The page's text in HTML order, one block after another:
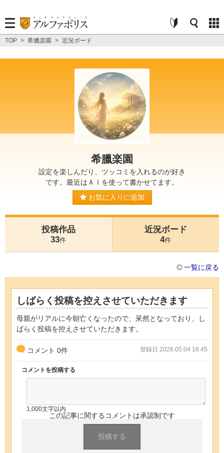
TOP > 希臘楽園 > 近況ボード
希臘楽園
設定を楽しんだり、ツッコミを入れるのが好き
です。最近はＡＩを使って書かせてます。
お気に入りに追加
投稿作品
33件
近況ボード
4件
一覧に戻る
しばらく投稿を控えさせていただきます
母親がリアルに今朝亡くなったので、呆然となっており、し
ばらく投稿を控えさせていただきます。
コメント 0件 登録日 2026.05.04 16:45
コメントを投稿する
1,000文字以内
この記事に関するコメントは承認制です